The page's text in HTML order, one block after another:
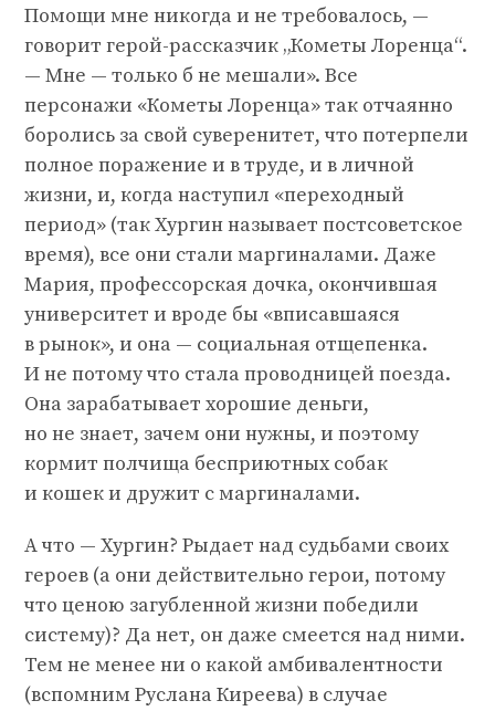
Помощи мне никогда и не требовалось, —
говорит герой-рассказчик „Кометы Лоренца“.
— Мне — только б не мешали». Все
персонажи «Кометы Лоренца» так отчаянно
боролись за свой суверенитет, что потерпели
полное поражение и в труде, и в личной
жизни, и, когда наступил «переходный
период» (так Хургин называет постсоветское
время), все они стали маргиналами. Даже
Мария, профессорская дочка, окончившая
университет и вроде бы «вписавшаяся
в рынок», и она — социальная отщепенка.
И не потому что стала проводницей поезда.
Она зарабатывает хорошие деньги,
но не знает, зачем они нужны, и поэтому
кормит полчища бесприютных собак
и кошек и дружит с маргиналами.
А что — Хургин? Рыдает над судьбами своих
героев (а они действительно герои, потому
что ценою загубленной жизни победили
систему)? Да нет, он даже смеется над ними.
Тем не менее ни о какой амбивалентности
(вспомним Руслана Киреева) в случае